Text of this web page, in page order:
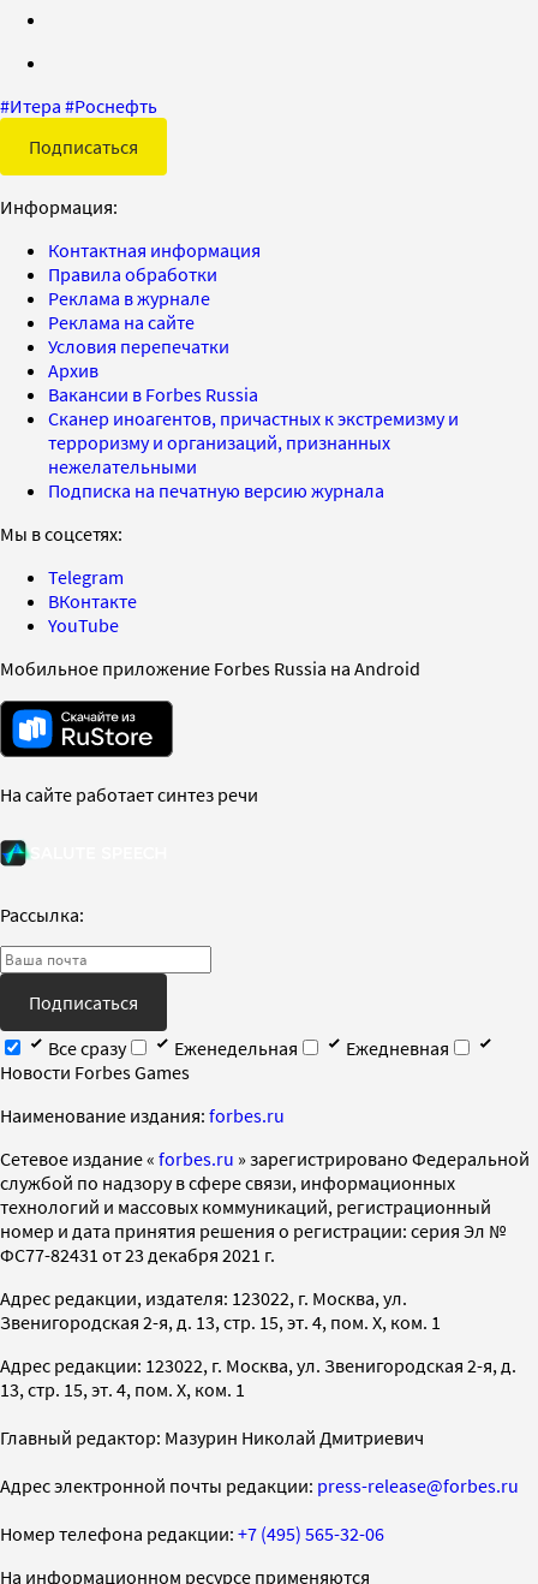
#Итера #Роснефть
Подписаться
Информация:
Контактная информация
Правила обработки
Реклама в журнале
Реклама на сайте
Условия перепечатки
Архив
Вакансии в Forbes Russia
Сканер иноагентов, причастных к экстремизму и
терроризму и организаций, признанных
нежелательными
Подписка на печатную версию журнала
Мы в соцсетях:
Telegram
ВКонтакте
YouTube
Мобильное приложение Forbes Russia на Android
На сайте работает синтез речи
Рассылка:
Подписаться
Все сразу
Еженедельная
Ежедневная
Новости Forbes Games
Наименование издания: forbes.ru
Cетевое издание « forbes.ru » зарегистрировано Федеральной
службой по надзору в сфере связи, информационных
технологий и массовых коммуникаций, регистрационный
номер и дата принятия решения о регистрации: серия Эл №
ФС77-82431 от 23 декабря 2021 г.
Адрес редакции, издателя: 123022, г. Москва, ул.
Звенигородская 2-я, д. 13, стр. 15, эт. 4, пом. X, ком. 1
Адрес редакции: 123022, г. Москва, ул. Звенигородская 2-я, д.
13, стр. 15, эт. 4, пом. X, ком. 1
Главный редактор: Мазурин Николай Дмитриевич
Адрес электронной почты редакции: press-release@forbes.ru
Номер телефона редакции: +7 (495) 565-32-06
На информационном ресурсе применяются